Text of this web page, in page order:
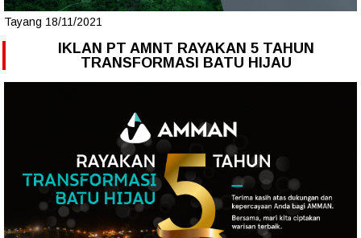
Tayang 18/11/2021
IKLAN PT AMNT RAYAKAN 5 TAHUN
TRANSFORMASI BATU HIJAU